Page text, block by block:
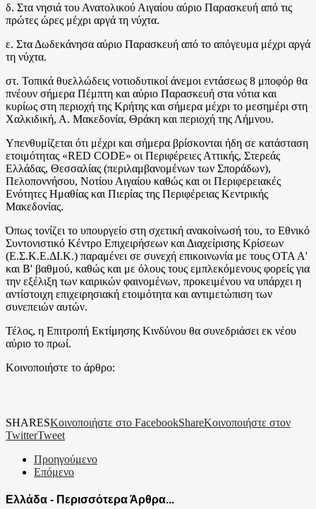
δ. Στα νησιά του Ανατολικού Αιγαίου αύριο Παρασκευή από τις
πρώτες ώρες μέχρι αργά τη νύχτα.
ε. Στα Δωδεκάνησα αύριο Παρασκευή από το απόγευμα μέχρι αργά
τη νύχτα.
στ. Τοπικά θυελλώδεις νοτιοδυτικοί άνεμοι εντάσεως 8 μποφόρ θα
πνέουν σήμερα Πέμπτη και αύριο Παρασκευή στα νότια και
κυρίως στη περιοχή της Κρήτης και σήμερα μέχρι το μεσημέρι στη
Χαλκιδική, Α. Μακεδονία, Θράκη και περιοχή της Λήμνου.
Υπενθυμίζεται ότι μέχρι και σήμερα βρίσκονται ήδη σε κατάσταση
ετοιμότητας «RED CODE» οι Περιφέρειες Αττικής, Στερεάς
Ελλάδας, Θεσσαλίας (περιλαμβανομένων των Σποράδων),
Πελοποννήσου, Νοτίου Αιγαίου καθώς και οι Περιφερειακές
Ενότητες Ημαθίας και Πιερίας της Περιφέρειας Κεντρικής
Μακεδονίας.
Όπως τονίζει το υπουργείο στη σχετική ανακοίνωσή του, το Εθνικό
Συντονιστικό Κέντρο Επιχειρήσεων και Διαχείρισης Κρίσεων
(Ε.Σ.Κ.Ε.ΔΙ.Κ.) παραμένει σε συνεχή επικοινωνία με τους ΟΤΑ Α'
και Β' βαθμού, καθώς και με όλους τους εμπλεκόμενους φορείς για
την εξέλιξη των καιρικών φαινομένων, προκειμένου να υπάρχει η
αντίστοιχη επιχειρησιακή ετοιμότητα και αντιμετώπιση των
συνεπειών αυτών.
Τέλος, η Επιτροπή Εκτίμησης Κινδύνου θα συνεδριάσει εκ νέου
αύριο το πρωί.
Κοινοποιήστε το άρθρο:
SHARESΚοινοποιήστε στο FacebookShareΚοινοποιήστε στον
TwitterTweet
Προηγούμενο
Επόμενο
Ελλάδα - Περισσότερα Άρθρα...